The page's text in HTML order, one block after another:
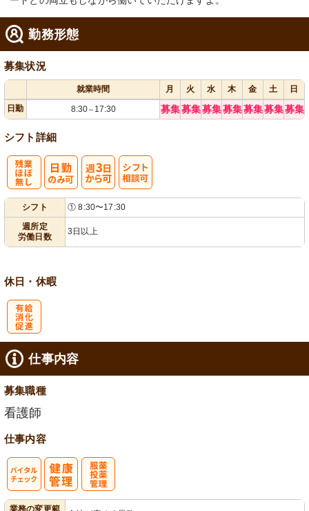
勤務形態
募集状況
就業時間 月 火 水 木 金 土
日
日勤
8:30～ 17:30 募集募集募集募集募集募集募集
シフト詳細
シフト
① 8:30〜17:30
週所定
労働日数
3日以上
休日・休暇
仕事内容
募集職種
看護師
仕事内容
業務の変更範